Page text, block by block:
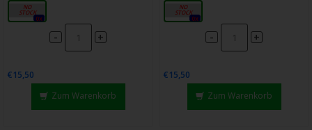
10ml
0x
- +
€15,50
Zum Warenkorb
10ml
0x
- +
€15,50
Zum Warenkorb